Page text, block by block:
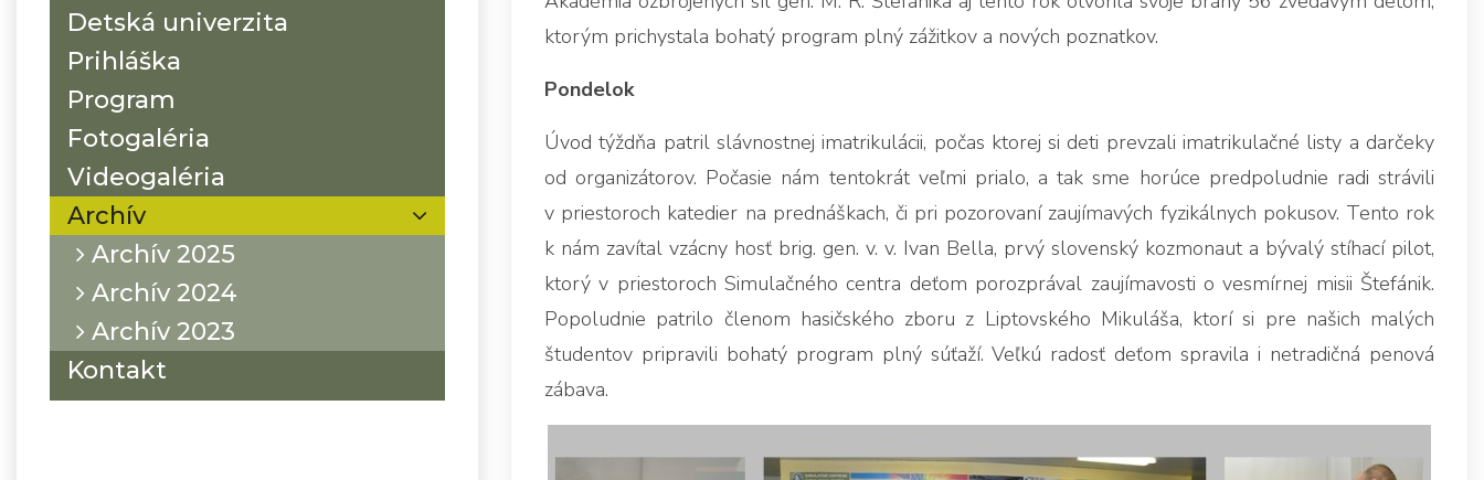
Detská univerzita
Prihláška
Program
Fotogaléria
Videogaléria
Archív
Archív 2025
Archív 2024
Archív 2023
Kontakt
ktorým prichystala bohatý program plný zážitkov a nových poznatkov.
Pondelok
Úvod týždňa patril slávnostnej imatrikulácii, počas ktorej si deti prevzali imatrikulačné listy a darčeky
od organizátorov. Počasie nám tentokrát veľmi prialo, a tak sme horúce predpoludnie radi strávili
v priestoroch katedier na prednáškach, či pri pozorovaní zaujímavých fyzikálnych pokusov. Tento rok
k nám zavítal vzácny hosť brig. gen. v. v. Ivan Bella, prvý slovenský kozmonaut a bývalý stíhací pilot,
ktorý v priestoroch Simulačného centra deťom porozprával zaujímavosti o vesmírnej misii Štefánik.
Popoludnie patrilo členom hasičského zboru z Liptovského Mikuláša, ktorí si pre našich malých
študentov pripravili bohatý program plný súťaží. Veľkú radosť deťom spravila i netradičná penová
zábava.